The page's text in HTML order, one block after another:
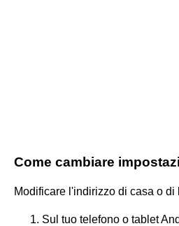
Come cambiare
Modificare l'indirizzo di casa o di
Sul tuo telefono o tablet